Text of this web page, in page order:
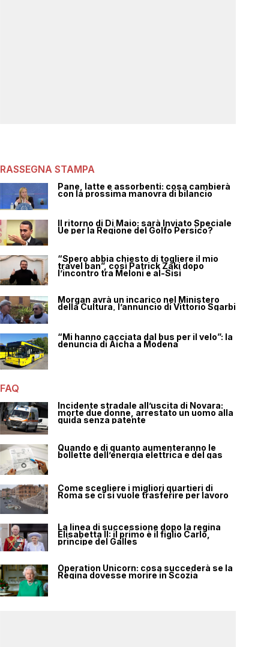
RASSEGNA STAMPA
Pane, latte e assorbenti: cosa cambierà
con la prossima manovra di bilancio
Il ritorno di Di Maio: sarà Inviato Speciale
Ue per la Regione del Golfo Persico?
“Spero abbia chiesto di togliere il mio
travel ban”, così Patrick Zaki dopo
l’incontro tra Meloni e al-Sisi
Morgan avrà un incarico nel Ministero
della Cultura, l’annuncio di Vittorio Sgarbi
“Mi hanno cacciata dal bus per il velo”: la
denuncia di Aicha a Modena
FAQ
Incidente stradale all’uscita di Novara:
morte due donne, arrestato un uomo alla
guida senza patente
Quando e di quanto aumenteranno le
bollette dell’energia elettrica e del gas
Come scegliere i migliori quartieri di
Roma se ci si vuole trasferire per lavoro
La linea di successione dopo la regina
Elisabetta II: il primo è il figlio Carlo,
principe del Galles
Operation Unicorn: cosa succederà se la
Regina dovesse morire in Scozia